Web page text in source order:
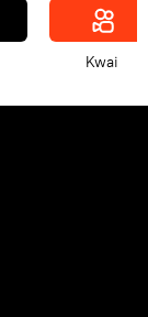
Kwai